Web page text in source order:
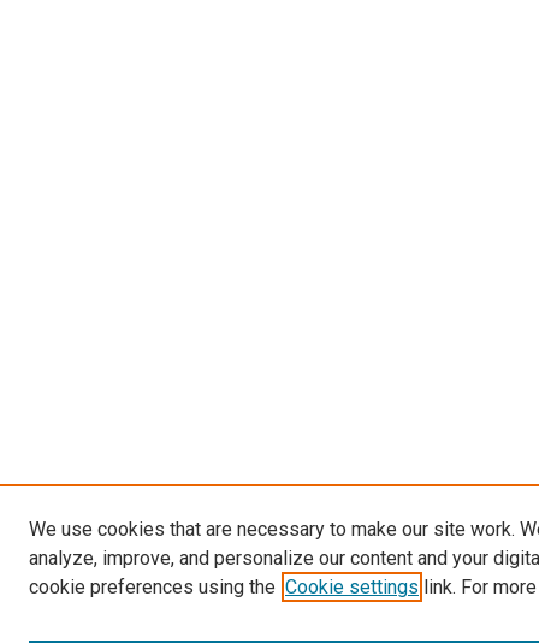
We use cookies that are necessary to make our site work.
analyze, improve, and personalize our content and your
cookie preferences using the Cookie settings link. For